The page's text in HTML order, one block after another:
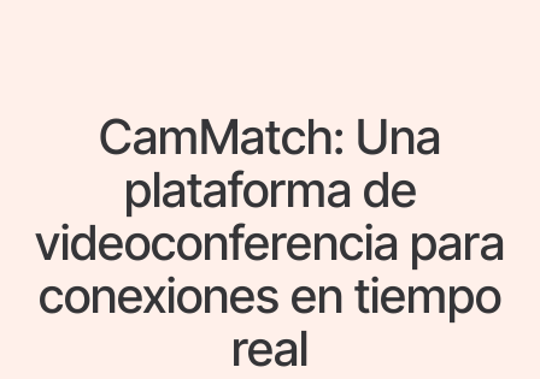
CamMatch: Una
plataforma de
videoconferencia para
conexiones en tiempo
real